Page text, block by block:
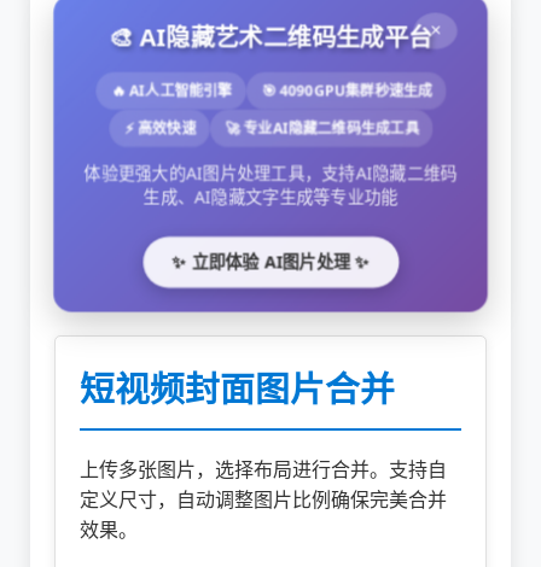
🎨 AI隐藏艺术二维码生成平台
🔥 AI人工智能引擎
🎯 4090GPU集群秒速生成
⚡ 高效快速
🚀 专业AI隐藏二维码生成工具
体验更强大的AI图片处理工具，支持AI隐藏二维码
生成、AI隐藏文字生成等专业功能
✨ 立即体验 AI图片处理 ✨
×
短视频封面图片合并
上传多张图片，选择布局进行合并。支持自
定义尺寸，自动调整图片比例确保完美合并
效果。